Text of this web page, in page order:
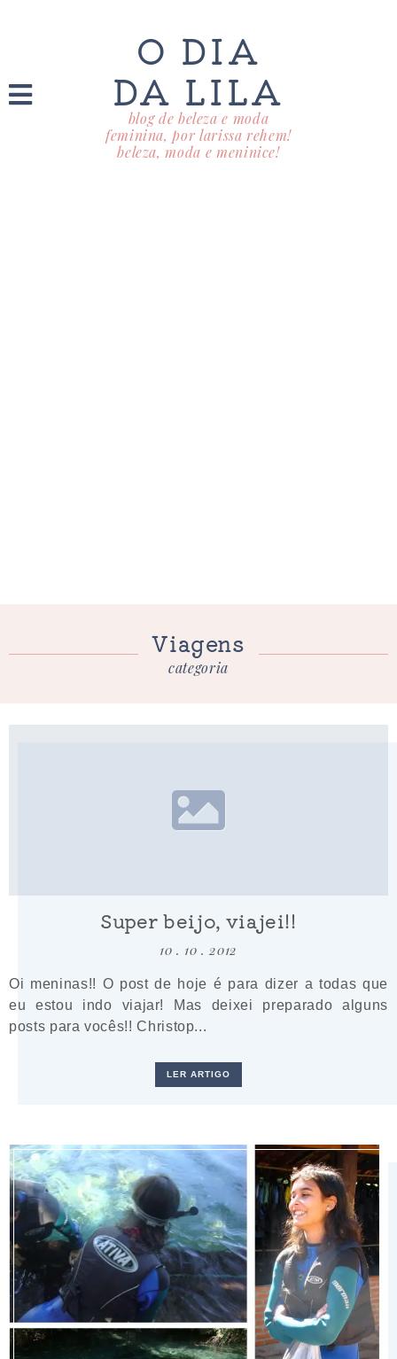
O DIA
DA LILA
blog de beleza e moda
feminina, por larissa rehem!
beleza, moda e meninice!
Viagens
categoria
Super beijo, viajei!!
10 . 10 . 2012
Oi meninas!! O post de hoje é para dizer a todas que
eu estou indo viajar! Mas deixei preparado alguns
posts para vocês!! Christop...
LER ARTIGO